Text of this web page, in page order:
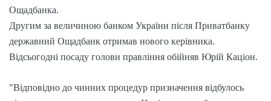
Ощадбанка.
Другим за величиною банком України після Приватбанку
державний Ощадбанк отримав нового керівника.
Відсьогодні посаду голови правління обійняв Юрій Каціон.
"Відповідно до чинних процедур призначення відбулось